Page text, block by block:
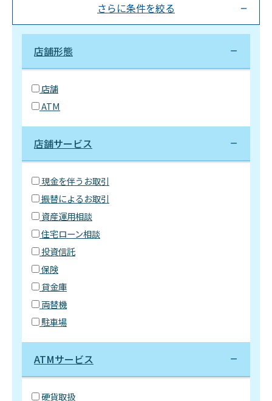
さらに条件を絞る
店舗形態
店舗
ATM
店舗サービス
現金を伴うお取引
振替によるお取引
資産運用相談
住宅ローン相談
投資信託
保険
貸金庫
両替機
駐車場
ATMサービス
硬貨取扱